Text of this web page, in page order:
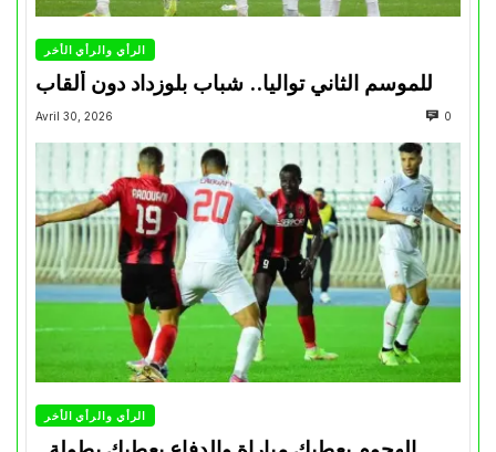
الرأي والرأي الأخر
للموسم الثاني تواليا.. شباب بلوزداد دون ألقاب
Avril 30, 2026 0
الرأي والرأي الأخر